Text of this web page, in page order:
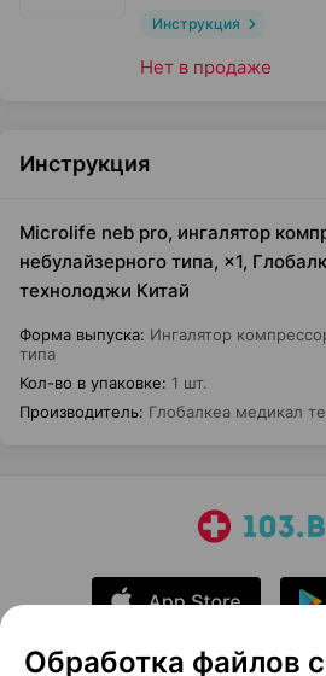
Инструкция
Нет в продаже
Инструкция
Microlife neb pro, ингалятор
небулайзерного типа, ×1,
технолоджи Китай
Форма выпуска: Ингалятор
типа
Кол-во в упаковке: 1 шт.
Производитель: Глобалкеа медикал
Обработка файлов